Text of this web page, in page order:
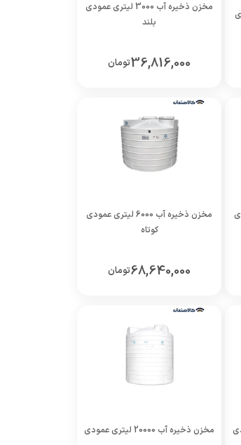
مخزن ذخیره آب 3000 لیتری عمودی
بلند
36,816,000تومان
مخزن ذخیره آب 6000 لیتری عمودی
کوتاه
68,640,000تومان
مخزن ذخیره آب 20000 لیتری عمودی